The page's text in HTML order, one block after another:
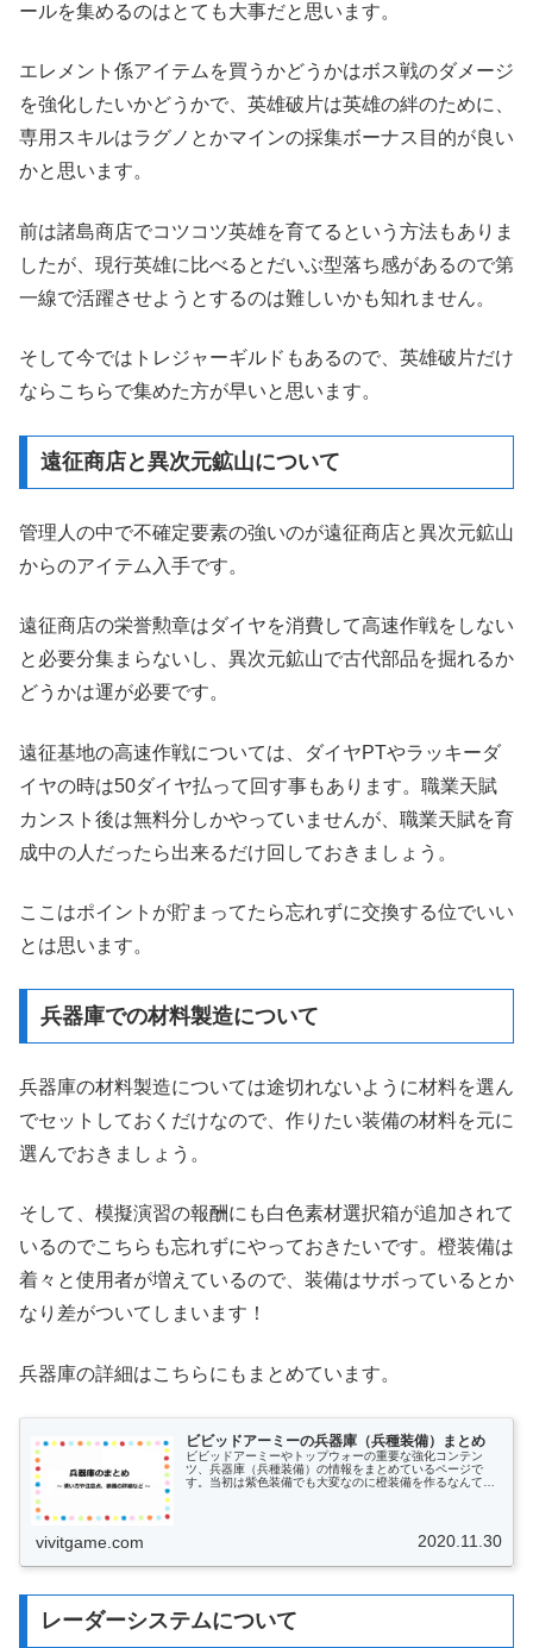
ールを集めるのはとても大事だと思います。
エレメント係アイテムを買うかどうかはボス戦のダメージ
を強化したいかどうかで、英雄破片は英雄の絆のために、
専用スキルはラグノとかマインの採集ボーナス目的が良い
かと思います。
前は諸島商店でコツコツ英雄を育てるという方法もありま
したが、現行英雄に比べるとだいぶ型落ち感があるので第
一線で活躍させようとするのは難しいかも知れません。
そして今ではトレジャーギルドもあるので、英雄破片だけ
ならこちらで集めた方が早いと思います。
遠征商店と異次元鉱山について
管理人の中で不確定要素の強いのが遠征商店と異次元鉱山
からのアイテム入手です。
遠征商店の栄誉勲章はダイヤを消費して高速作戦をしない
と必要分集まらないし、異次元鉱山で古代部品を掘れるか
どうかは運が必要です。
遠征基地の高速作戦については、ダイヤPTやラッキーダ
イヤの時は50ダイヤ払って回す事もあります。職業天賦
カンスト後は無料分しかやっていませんが、職業天賦を育
成中の人だったら出来るだけ回しておきましょう。
ここはポイントが貯まってたら忘れずに交換する位でいい
とは思います。
兵器庫での材料製造について
兵器庫の材料製造については途切れないように材料を選ん
でセットしておくだけなので、作りたい装備の材料を元に
選んでおきましょう。
そして、模擬演習の報酬にも白色素材選択箱が追加されて
いるのでこちらも忘れずにやっておきたいです。橙装備は
着々と使用者が増えているので、装備はサボっているとか
なり差がついてしまいます！
兵器庫の詳細はこちらにもまとめています。
ビビッドアーミーの兵器庫（兵種装備）まとめ
ビビッドアーミーやトップウォーの重要な強化コンテン
ツ、兵器庫（兵種装備）の情報をまとめているページで
す。当初は紫色装備でも大変なのに橙装備を作るなんて無
vivitgame.com 2020.11.30
レーダーシステムについて